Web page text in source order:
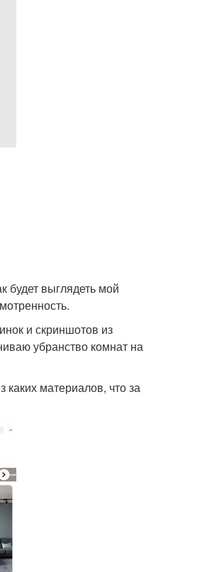
будет выглядеть мой
и скриншотов из
убранство комнат на
материалов, что за